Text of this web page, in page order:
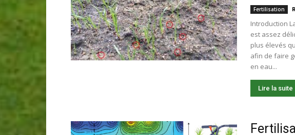
Fertilisation
Introduction
est assez
plus élevés
afin de faire
en eau...
Lire la suite